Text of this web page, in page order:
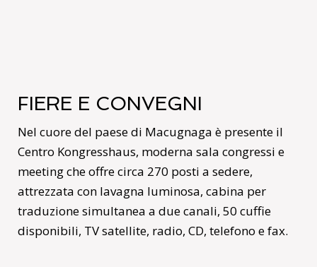
FIERE E CONVEGNI
Nel cuore del paese di Macugnaga è presente il
Centro Kongresshaus, moderna sala congressi e
meeting che offre circa 270 posti a sedere,
attrezzata con lavagna luminosa, cabina per
traduzione simultanea a due canali, 50 cuffie
disponibili, TV satellite, radio, CD, telefono e fax.